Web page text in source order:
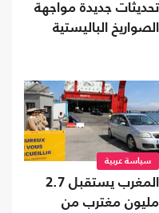
تحديثات جديدة مواجهة
الصواريخ الباليستية
سياسة عربية
المغرب يستقبل 2.7
مليون مغترب من